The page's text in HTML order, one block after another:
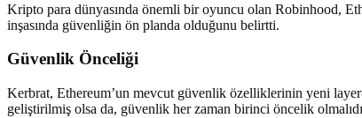
Kripto para dünyasında önemli bir oyuncu olan Robinhood,
inşasında güvenliğin ön planda olduğunu belirtti.
Güvenlik Önceliği
Kerbrat, Ethereum’un mevcut güvenlik özelliklerinin yeni
geliştirilmiş olsa da, güvenlik her zaman birinci öncelik